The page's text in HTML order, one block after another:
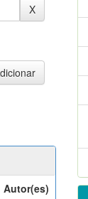
Autor(es)